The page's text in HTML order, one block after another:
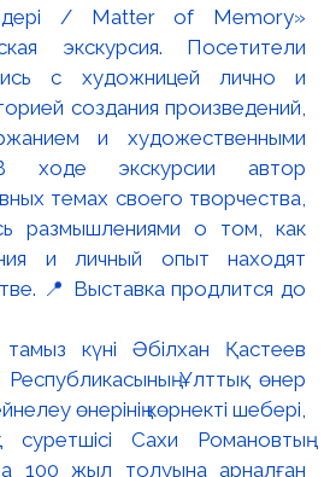
/ Matter of Memory»
экскурсия. Посетители
с художницей лично и
создания произведений,
и художественными
ходе экскурсии автор
темах своего творчества,
размышлениями о том, как
и личный опыт находят
📍 Выставка продлится до